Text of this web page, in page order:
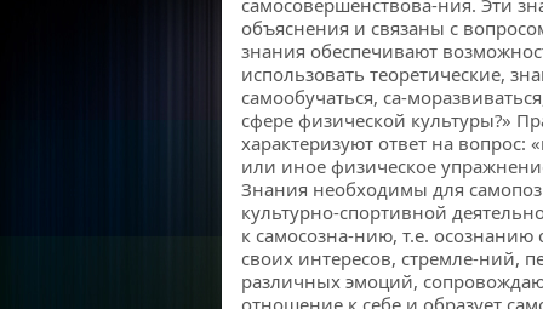
самосовершенствова-ния. Эти
объяснения и связаны с
знания обеспечивают
использовать теоретические,
самообучаться, са-
сфере физической культуры?»
характеризуют ответ на вопрос:
или иное физическое
Знания необходимы для
культурно-спортивной
к самосозна-нию, т.е. осознанию
своих интересов, стремле-ний,
различных эмоций,
отношение к себе и образует